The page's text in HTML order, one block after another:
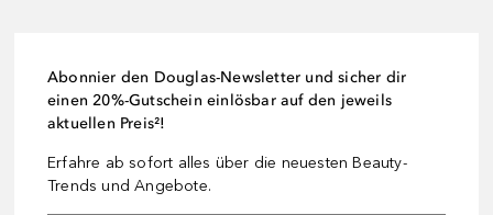
Abonnier den Douglas-Newsletter und sicher dir
einen 20%-Gutschein einlösbar auf den jeweils
aktuellen Preis²!
Erfahre ab sofort alles über die neuesten Beauty-
Trends und Angebote.